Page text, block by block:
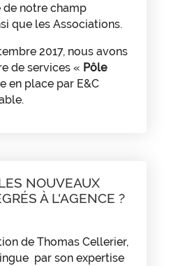
notre champ
que les Associations.
2017, nous avons
de services « Pôle
en place par E&C
NOUVEAUX
À L'AGENCE ?
de Thomas Cellerier,
par son expertise